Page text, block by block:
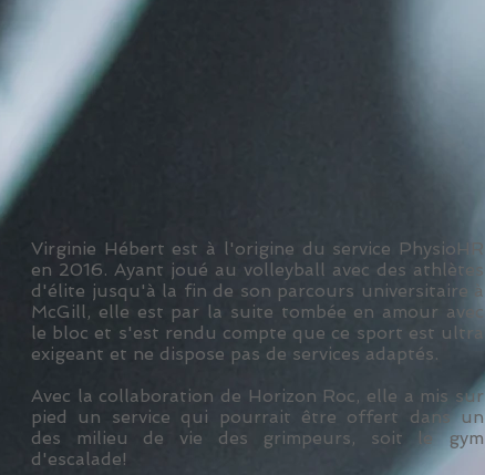
Virginie Hébert est à l'origine du service PhysioHR
en 2016. Ayant joué au volleyball avec des athlètes
d'élite jusqu'à la fin de son parcours universitaire à
McGill, elle est par la suite tombée en amour avec
le bloc et s'est rendu compte que ce sport est ultra
exigeant et ne dispose pas de services adaptés.
Avec la collaboration de Horizon Roc, elle a mis sur
pied un service qui pourrait être offert dans un
des milieu de vie des grimpeurs, soit le gym
d'escalade!